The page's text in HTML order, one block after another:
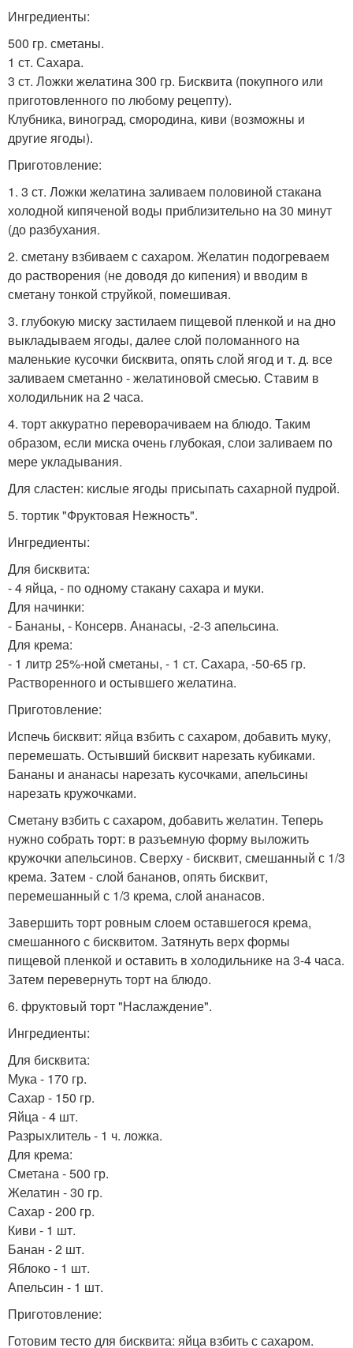
Ингредиенты:
500 гр. сметаны.
1 ст. Сахара.
3 ст. Ложки желатина 300 гр. Бисквита (покупного или
приготовленного по любому рецепту).
Клубника, виноград, смородина, киви (возможны и
другие ягоды).
Приготовление:
1. 3 ст. Ложки желатина заливаем половиной стакана
холодной кипяченой воды приблизительно на 30 минут
(до разбухания.
2. сметану взбиваем с сахаром. Желатин подогреваем
до растворения (не доводя до кипения) и вводим в
сметану тонкой струйкой, помешивая.
3. глубокую миску застилаем пищевой пленкой и на дно
выкладываем ягоды, далее слой поломанного на
маленькие кусочки бисквита, опять слой ягод и т. д. все
заливаем сметанно - желатиновой смесью. Ставим в
холодильник на 2 часа.
4. торт аккуратно переворачиваем на блюдо. Таким
образом, если миска очень глубокая, слои заливаем по
мере укладывания.
Для сластен: кислые ягоды присыпать сахарной пудрой.
5. тортик "Фруктовая Нежность".
Ингредиенты:
Для бисквита:
- 4 яйца, - по одному стакану сахара и муки.
Для начинки:
- Бананы, - Консерв. Ананасы, -2-3 апельсина.
Для крема:
- 1 литр 25%-ной сметаны, - 1 ст. Сахара, -50-65 гр.
Растворенного и остывшего желатина.
Приготовление:
Испечь бисквит: яйца взбить с сахаром, добавить муку,
перемешать. Остывший бисквит нарезать кубиками.
Бананы и ананасы нарезать кусочками, апельсины
нарезать кружочками.
Сметану взбить с сахаром, добавить желатин. Теперь
нужно собрать торт: в разъемную форму выложить
кружочки апельсинов. Сверху - бисквит, смешанный с 1/3
крема. Затем - слой бананов, опять бисквит,
перемешанный с 1/3 крема, слой ананасов.
Завершить торт ровным слоем оставшегося крема,
смешанного с бисквитом. Затянуть верх формы
пищевой пленкой и оставить в холодильнике на 3-4 часа.
Затем перевернуть торт на блюдо.
6. фруктовый торт "Наслаждение".
Ингредиенты:
Для бисквита:
Мука - 170 гр.
Сахар - 150 гр.
Яйца - 4 шт.
Разрыхлитель - 1 ч. ложка.
Для крема:
Сметана - 500 гр.
Желатин - 30 гр.
Сахар - 200 гр.
Киви - 1 шт.
Банан - 2 шт.
Яблоко - 1 шт.
Апельсин - 1 шт.
Приготовление:
Готовим тесто для бисквита: яйца взбить с сахаром.